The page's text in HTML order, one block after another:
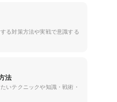
る対策方法や実戦で意識する
法
いテクニックや知識・戦術・